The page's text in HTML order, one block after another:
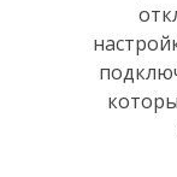
Политика
Согласие на
© ООО